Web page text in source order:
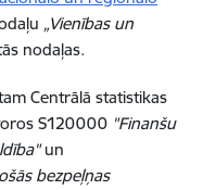
„Vienības un
nodaļas.
Centrālā statistikas
S120000 "Finanšu
un
bezpeļņas